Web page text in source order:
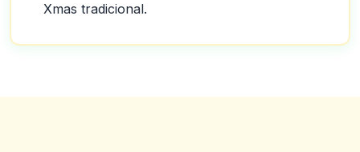
Xmas tradicional.